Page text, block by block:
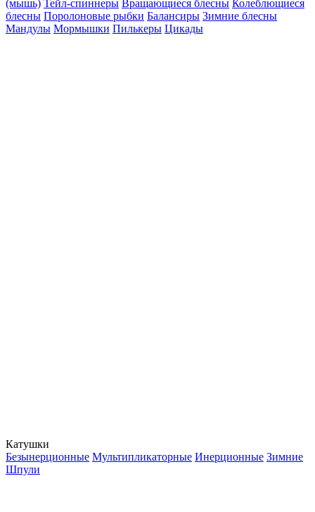
(мышь) Тейл-спиннеры Вращающиеся блесны Колеблющиеся
блесны Поролоновые рыбки Балансиры Зимние блесны
Мандулы Мормышки Пилькеры Цикады
Катушки
Безынерционные Мультипликаторные Инерционные Зимние
Шпули